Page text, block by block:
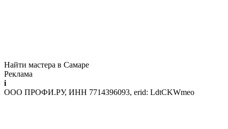
Найти мастера в Самаре
Реклама
i
ООО ПРОФИ.РУ, ИНН 7714396093, erid: LdtCKWmeo